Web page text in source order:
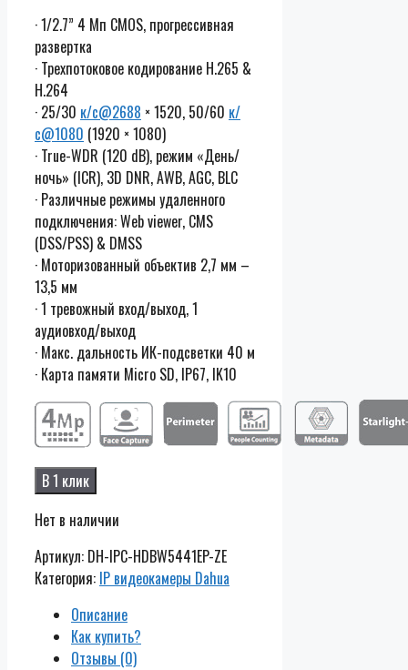
· 1/2.7” 4 Мп CMOS, прогрессивная
развертка
· Трехпотоковое кодирование H.265 &
H.264
· 25/30 к/с@2688 × 1520, 50/60 к/
с@1080 (1920 × 1080)
· True-WDR (120 dB), режим «День/
ночь» (ICR), 3D DNR, AWB, AGC, BLC
· Различные режимы удаленного
подключения: Web viewer, CMS
(DSS/PSS) & DMSS
· Моторизованный объектив 2,7 мм –
13,5 мм
· 1 тревожный вход/выход, 1
аудиовход/выход
· Макс. дальность ИК-подсветки 40 м
· Карта памяти Micro SD, IP67, IK10
В 1 клик
Нет в наличии
Артикул: DH-IPC-HDBW5441EP-ZE
Категория: IP видеокамеры Dahua
Описание
Как купить?
Отзывы (0)